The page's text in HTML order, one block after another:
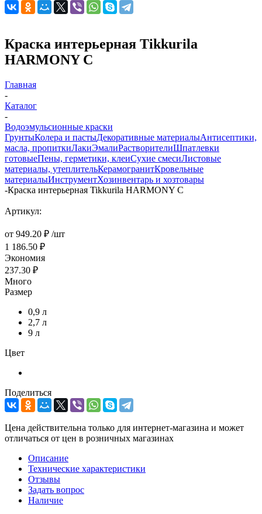
Краска интерьерная Tikkurila
HARMONY C
Главная
-
Каталог
-
Водоэмульсионные краски
ГрунтыКолера и пастыДекоративные материалыАнтисептики,
масла, пропиткиЛакиЭмалиРастворителиШпатлевки
готовыеПены, герметики, клеиСухие смесиЛистовые
материалы, утеплительКерамогранитКровельные
материалыИнструментХозинвентарь и хозтовары
-Краска интерьерная Tikkurila HARMONY C
Артикул:
от 949.20 ₽ /шт
1 186.50 ₽
Экономия
237.30 ₽
Много
Размер
0,9 л
2,7 л
9 л
Цвет
Поделиться
Цена действительна только для интернет-магазина и может
отличаться от цен в розничных магазинах
Описание
Технические характеристики
Отзывы
Задать вопрос
Наличие